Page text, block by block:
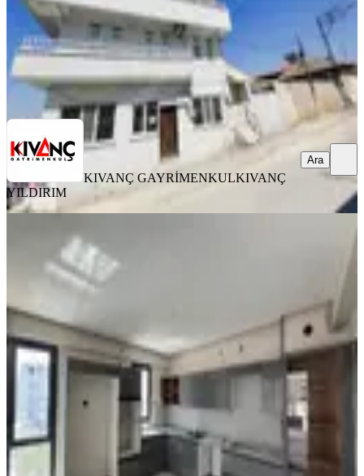
KIVANÇ GAYRİMENKUL KIVANÇ YILDIRIM
KIVANÇ GAYRİMENKULKIVANÇ
YILDIRIM
Ara
Arakat Kiralık Daire
32.000 ₺
GÜVEN EMLAK GAYRİMENKUL &
DANIŞMANLIK
Ramazan BAYINDIR